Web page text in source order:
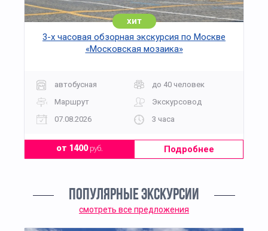
хит
3-х часовая обзорная экскурсия по Москве
«Московская мозаика»
автобусная
до 40 человек
Маршрут
Экскурсовод
07.08.2026
3 часа
от 1400руб. Подробнее
ПОПУЛЯРНЫЕ ЭКСКУРСИИ
смотреть все предложения